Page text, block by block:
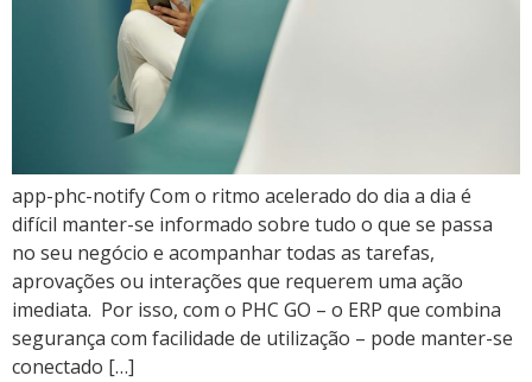
app-phc-notify Com o ritmo acelerado do dia a dia é
difícil manter-se informado sobre tudo o que se passa
no seu negócio e acompanhar todas as tarefas,
aprovações ou interações que requerem uma ação
imediata. Por isso, com o PHC GO – o ERP que combina
segurança com facilidade de utilização – pode manter-se
conectado […]